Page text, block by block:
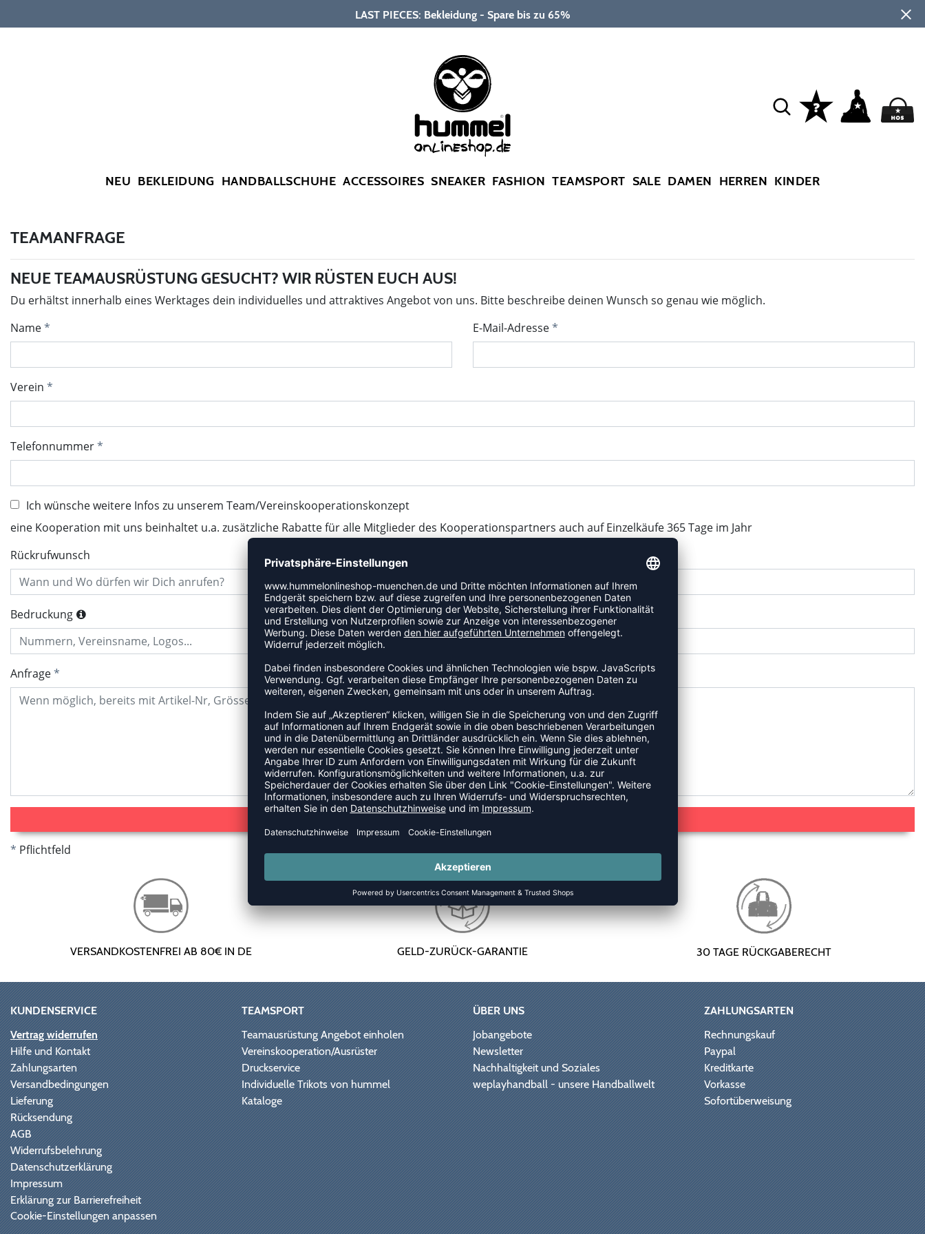
LAST PIECES: Bekleidung - Spare bis zu 65%
NEU BEKLEIDUNG HANDBALLSCHUHE ACCESSOIRES SNEAKER FASHION TEAMSPORT SALE DAMEN HERREN KINDER
TEAMANFRAGE
NEUE TEAMAUSRÜSTUNG GESUCHT? WIR RÜSTEN EUCH AUS!
Du erhältst innerhalb eines Werktages dein individuelles und attraktives Angebot von uns. Bitte beschreibe deinen Wunsch so genau wie möglich.
Name
E-Mail-Adresse
Verein
Telefonnummer
Ich wünsche weitere Infos zu unserem Team/Vereinskooperationskonzept
eine Kooperation mit uns beinhaltet u.a. zusätzliche Rabatte für alle Mitglieder des Kooperationspartners auch auf Einzelkäufe 365 Tage im Jahr
Rückrufwunsch
Bedruckung
Anfrage
Pflichtfeld
VERSANDKOSTENFREI AB 80€ IN DE GELD-ZURÜCK-GARANTIE 30 TAGE RÜCKGABERECHT
KUNDENSERVICE
Vertrag widerrufen
Hilfe und Kontakt
Zahlungsarten
Versandbedingungen
Lieferung
Rücksendung
AGB
Widerrufsbelehrung
Datenschutzerklärung
Impressum
Erklärung zur Barrierefreiheit
Cookie-Einstellungen anpassen
TEAMSPORT
Teamausrüstung Angebot einholen
Vereinskooperation/Ausrüster
Druckservice
Individuelle Trikots von hummel
Kataloge
ÜBER UNS
Jobangebote
Newsletter
Nachhaltigkeit und Soziales
weplayhandball - unsere Handballwelt
ZAHLUNGSARTEN
Rechnungskauf
Paypal
Kreditkarte
Vorkasse
Sofortüberweisung